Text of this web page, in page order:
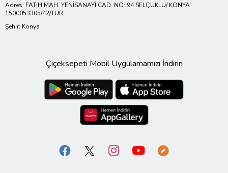
Adres: FATİH MAH. YENİSANAYİ CAD. NO: 94 SELÇUKLU/ KONYA
1500053305/42/TUR
Şehir: Konya
Çiçeksepeti Mobil Uygulamamızı İndirin